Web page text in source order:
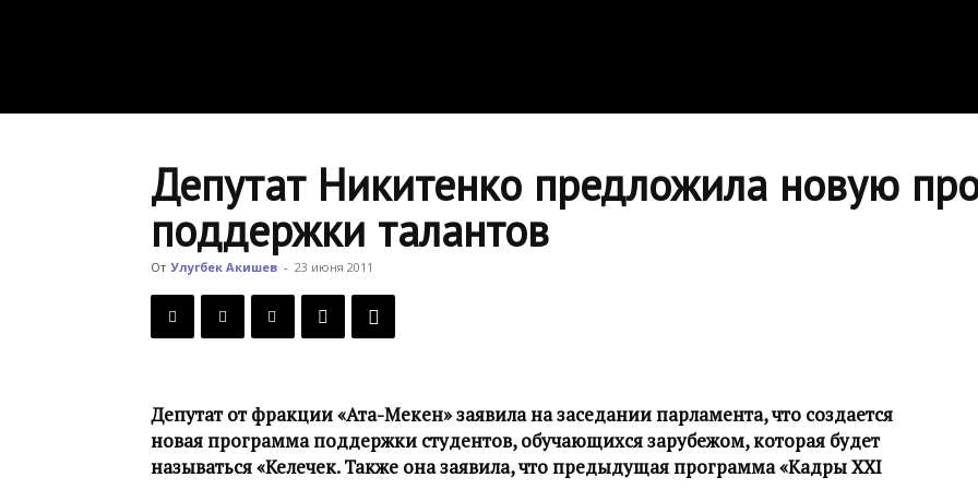
Депутат Никитенко предложила новую
поддержки талантов
От Улугбек Акишев - 23 июня 2011
Депутат от фракции «Ата-Мекен» заявила на заседании парламента, что создается
новая программа поддержки студентов, обучающихся зарубежом, которая будет
называться «Келечек. Также она заявила, что предыдущая программа «Кадры XXI